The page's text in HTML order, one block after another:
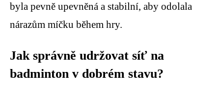
byla pevně upevněná a stabilní, aby odolala
nárazům míčku během hry.
Jak správně udržovat síť na
badminton v dobrém stavu?